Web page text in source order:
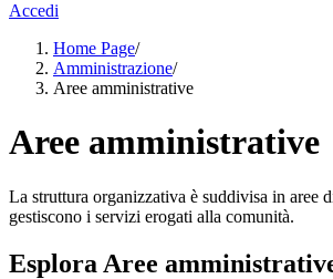
Accedi
Home Page/
Amministrazione/
Aree amministrative
Aree amministrative
La struttura organizzativa è suddivisa in aree
gestiscono i servizi erogati alla comunità.
Esplora Aree